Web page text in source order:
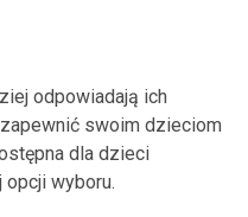
odpowiadają ich
swoim dzieciom
dla dzieci
wyboru.